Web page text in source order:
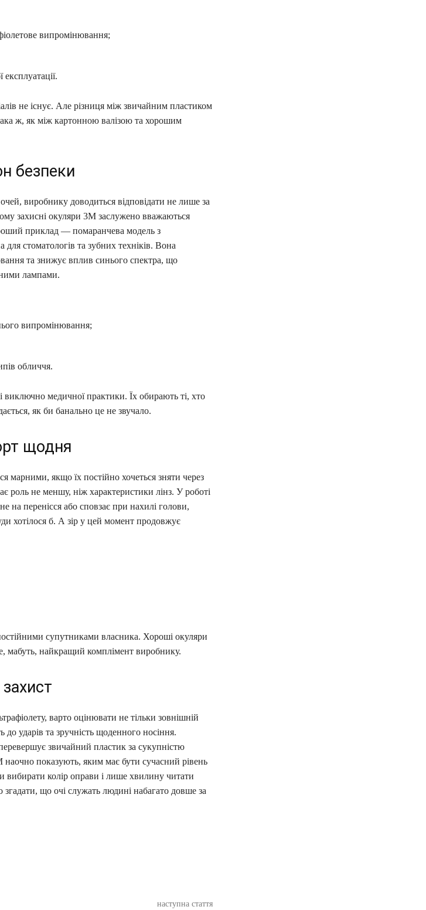
випромінювання;
не існує. Але різниця між звичайним пластиком
ж, як між картонною валізою та хорошим
безпеки
виробнику доводиться відповідати не лише за
захисні окуляри 3M заслужено вважаються
приклад — помаранчева модель з
для стоматологів та зубних техніків. Вона
та знижує вплив синього спектра, що
лампами.
випромінювання;
обличчя.
медичної практики. Їх обирають ті, хто
як би банально це не звучало.
щодня
марними, якщо їх постійно хочеться зняти через
роль не меншу, ніж характеристики лінз. У роботі
на перенісся або сповзає при нахилі голови,
хотілося б. А зір у цей момент продовжує
супутниками власника. Хороші окуляри
мабуть, найкращий комплімент виробнику.
варто оцінювати не тільки зовнішній
до ударів та зручність щоденного носіння.
звичайний пластик за сукупністю
наочно показують, яким має бути сучасний рівень
вибирати колір оправи і лише хвилину читати
що очі служать людині набагато довше за
наступна стаття